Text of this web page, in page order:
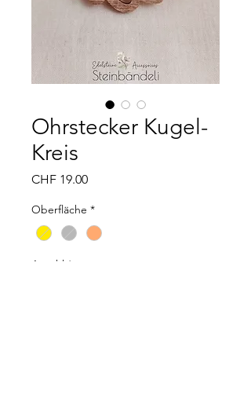
Ohrstecker Kugel-
Kreis
CHF 19.00Preis
Oberfläche *
Anzahl *